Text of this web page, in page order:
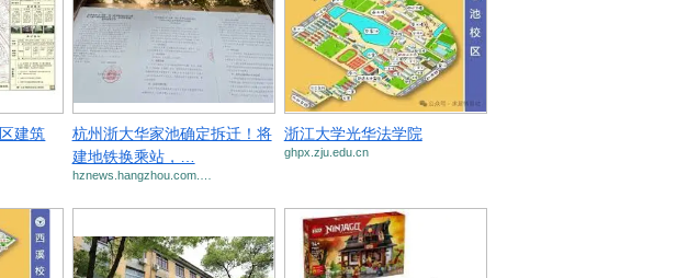
建筑
杭州浙大华家池确定拆迁！将
建地铁换乘站，…
hznews.hangzhou.com.…
浙江大学光华法学院
ghpx.zju.edu.cn